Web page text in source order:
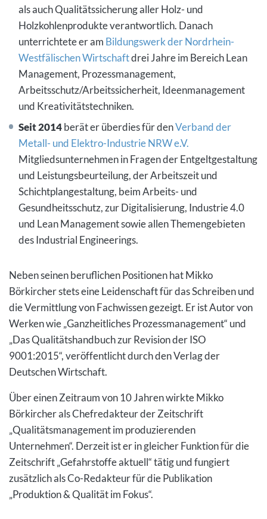
als auch Qualitätssicherung aller Holz- und
Holzkohlenprodukte verantwortlich. Danach
unterrichtete er am Bildungswerk der Nordrhein-
Westfälischen Wirtschaftdrei Jahre im Bereich Lean
Management, Prozessmanagement,
Arbeitsschutz/Arbeitssicherheit, Ideenmanagement
und Kreativitätstechniken.
Seit 2014berät er überdies für denVerband der
Metall- und Elektro-Industrie NRW e.V.
Mitgliedsunternehmen in Fragen der Entgeltgestaltung
und Leistungsbeurteilung, der Arbeitszeit und
Schichtplangestaltung, beim Arbeits- und
Gesundheitsschutz, zur Digitalisierung, Industrie 4.0
und Lean Management sowie allen Themengebieten
des Industrial Engineerings.
Neben seinen beruflichen Positionen hat Mikko
Börkircher stets eine Leidenschaft für das Schreiben und
die Vermittlung von Fachwissen gezeigt. Er ist Autor von
Werken wie „Ganzheitliches Prozessmanagement“ und
„Das Qualitätshandbuch zur Revision der ISO
9001:2015“, veröffentlicht durch den Verlag der
Deutschen Wirtschaft.
Über einen Zeitraum von 10 Jahren wirkte Mikko
Börkircher als Chefredakteur der Zeitschrift
„Qualitätsmanagement im produzierenden
Unternehmen“. Derzeit ist er in gleicher Funktion für die
Zeitschrift „Gefahrstoffe aktuell“ tätig und fungiert
zusätzlich als Co-Redakteur für die Publikation
„Produktion & Qualität im Fokus“.